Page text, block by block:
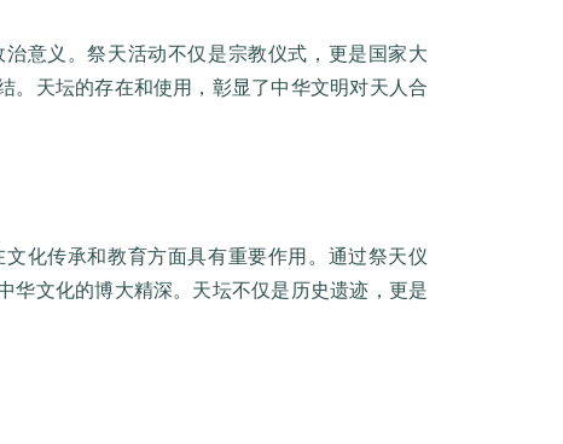
意义。祭天活动不仅是宗教仪式，更是国家大
。天坛的存在和使用，彰显了中华文明对天人合
化传承和教育方面具有重要作用。通过祭天仪
华文化的博大精深。天坛不仅是历史遗迹，更是